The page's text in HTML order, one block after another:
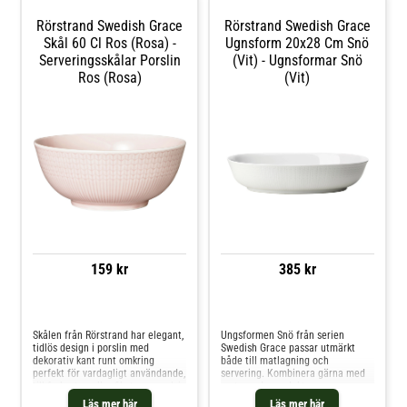
Från serien Mon Amie.- Tillverkad
av porslin.- Perfekt för soppor
eller grytor.- Diameter: 200 mm.-
Tillverkad i Indien Skötselråd för
djupa tallriken- Denna produkt tål
Rörstrand Swedish Grace
Skål 60 Cl Ros (Rosa) -
Serveringsskålar Porslin
Ros (Rosa)
159 kr
Läs mer här
Skålen från Rörstrand har elegant,
tidlös design i porslin med
dekorativ kant runt omkring
perfekt för vardagligt användande,
och för soppor eller grytor. Den
Rörstrand Swedish Grace
Ugnsform 20x28 Cm Snö
(Vit) - Ugnsformar Snö
(Vit)
385 kr
Läs mer här
Ungsformen Snö från serien
Swedish Grace passar utmärkt
både till matlagning och
servering. Kombinera gärna med
serie för en enhetlig dukning.Den